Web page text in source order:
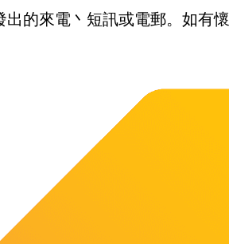
出的來電丶短訊或電郵。如有